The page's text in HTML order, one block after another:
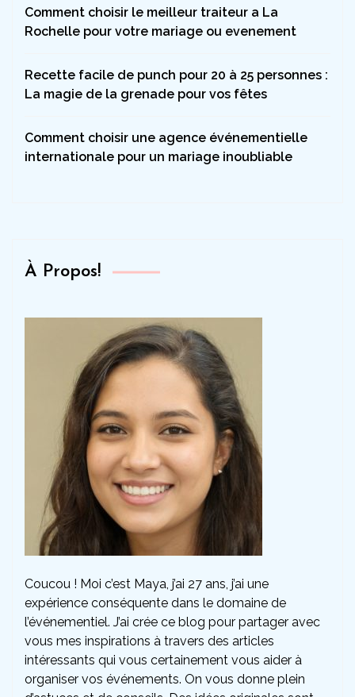
Comment choisir le meilleur traiteur a La
Rochelle pour votre mariage ou evenement
Recette facile de punch pour 20 à 25 personnes :
La magie de la grenade pour vos fêtes
Comment choisir une agence événementielle
internationale pour un mariage inoubliable
À Propos!
Coucou ! Moi c’est Maya, j’ai 27 ans, j’ai une
expérience conséquente dans le domaine de
l’événementiel. J’ai crée ce blog pour partager avec
vous mes inspirations à travers des articles
intéressants qui vous certainement vous aider à
organiser vos événements. On vous donne plein